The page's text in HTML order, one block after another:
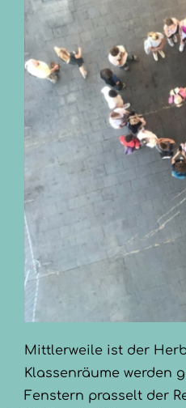
Mittlerweile ist der
Klassenräume werden
Fenstern prasselt der